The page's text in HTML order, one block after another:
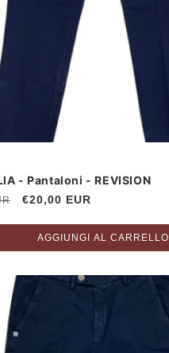
- Pantaloni - REVISION
Prezzo
€20,00 EUR
AGGIUNGI AL CARRELLO